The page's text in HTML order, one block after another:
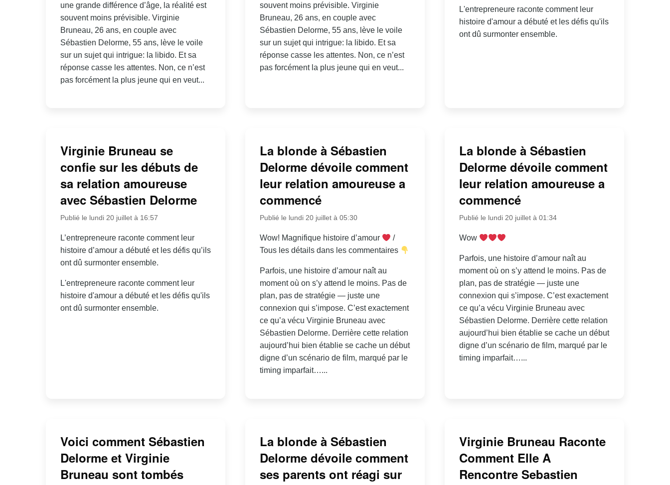
une grande différence d’âge, la réalité est
souvent moins prévisible. Virginie
Bruneau, 26 ans, en couple avec
Sébastien Delorme, 55 ans, lève le voile
sur un sujet qui intrigue: la libido. Et sa
réponse casse les attentes. Non, ce n’est
pas forcément la plus jeune qui en veut...
souvent moins prévisible. Virginie
Bruneau, 26 ans, en couple avec
Sébastien Delorme, 55 ans, lève le voile
sur un sujet qui intrigue: la libido. Et sa
réponse casse les attentes. Non, ce n’est
pas forcément la plus jeune qui en veut...
L'entrepreneure raconte comment leur
histoire d'amour a débuté et les défis qu'ils
ont dû surmonter ensemble.
Virginie Bruneau se
confie sur les débuts de
sa relation amoureuse
avec Sébastien Delorme
Publié le lundi 20 juillet à 16:57
L’entrepreneure raconte comment leur
histoire d’amour a débuté et les défis qu’ils
ont dû surmonter ensemble.
L'entrepreneure raconte comment leur
histoire d'amour a débuté et les défis qu'ils
ont dû surmonter ensemble.
La blonde à Sébastien
Delorme dévoile comment
leur relation amoureuse a
commencé
Publié le lundi 20 juillet à 05:30
Wow! Magnifique histoire d’amour
/
Tous les détails dans les commentaires
Parfois, une histoire d’amour naît au
moment où on s’y attend le moins. Pas de
plan, pas de stratégie — juste une
connexion qui s’impose. C’est exactement
ce qu’a vécu Virginie Bruneau avec
Sébastien Delorme. Derrière cette relation
aujourd’hui bien établie se cache un début
digne d’un scénario de film, marqué par le
timing imparfait…...
La blonde à Sébastien
Delorme dévoile comment
leur relation amoureuse a
commencé
Publié le lundi 20 juillet à 01:34
Wow
Parfois, une histoire d’amour naît au
moment où on s’y attend le moins. Pas de
plan, pas de stratégie — juste une
connexion qui s’impose. C’est exactement
ce qu’a vécu Virginie Bruneau avec
Sébastien Delorme. Derrière cette relation
aujourd’hui bien établie se cache un début
digne d’un scénario de film, marqué par le
timing imparfait…...
Voici comment Sébastien
Delorme et Virginie
Bruneau sont tombés
La blonde à Sébastien
Delorme dévoile comment
ses parents ont réagi sur
Virginie Bruneau Raconte
Comment Elle A
Rencontre Sebastien